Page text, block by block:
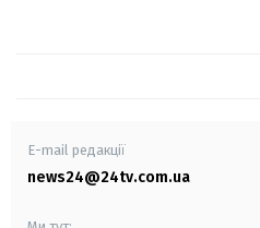
E-mail редакції
news24@24tv.com.ua